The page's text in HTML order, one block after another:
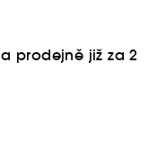
prodejně již za 2